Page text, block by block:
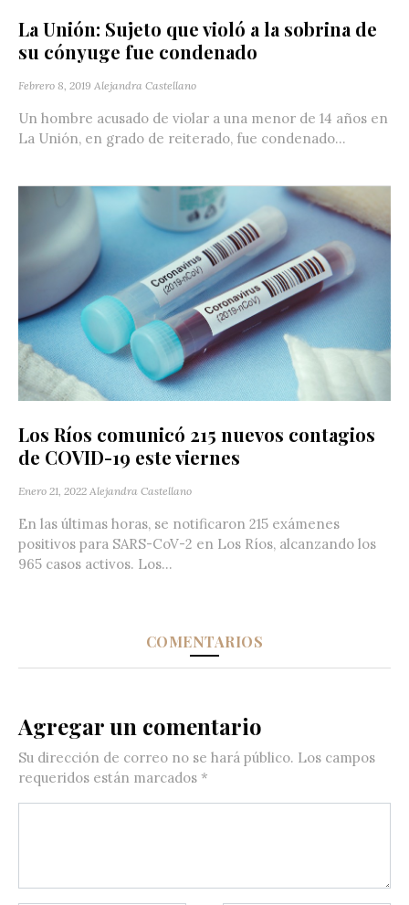
La Unión: Sujeto que violó a la sobrina de
su cónyuge fue condenado
Febrero 8, 2019 Alejandra Castellano
Un hombre acusado de violar a una menor de 14 años en
La Unión, en grado de reiterado, fue condenado...
Los Ríos comunicó 215 nuevos contagios
de COVID-19 este viernes
Enero 21, 2022 Alejandra Castellano
En las últimas horas, se notificaron 215 exámenes
positivos para SARS-CoV-2 en Los Ríos, alcanzando los
965 casos activos. Los...
COMENTARIOS
Agregar un comentario
Su dirección de correo no se hará público. Los campos
requeridos están marcados *